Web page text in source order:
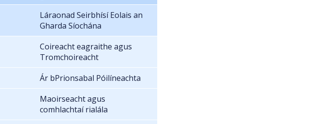
Láraonad Seirbhísí Eolais an
Gharda Síochána
Coireacht eagraithe agus
Tromchoireacht
Ár bPrionsabal Póilíneachta
Maoirseacht agus
comhlachtaí rialála